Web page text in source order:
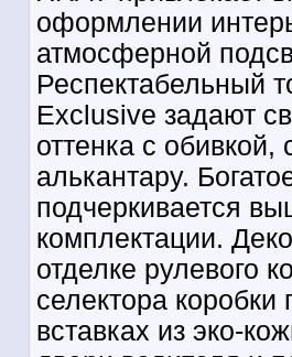
оформлении
атмосферной
Респектабельный
Exclusive задают
оттенка с
алькантару.
подчеркивается
комплектации.
отделке рулевого
селектора
вставках из эко-